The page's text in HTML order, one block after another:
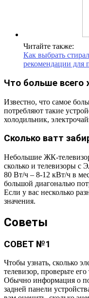
Читайте также:
Как выбрать
рекомендации для
Что больше всего
Известно, что самое
потребляют такие
холодильник,
Сколько ватт
Небольшие ЖК-
сколько и телевизоры с
80 Вт/ч – 8-12 кВт/ч в
большой диагональю
Если у вас несколько
значения.
Советы
СОВЕТ №1
Чтобы узнать, сколько
телевизор, проверьте
Обычно информация о
задней панели